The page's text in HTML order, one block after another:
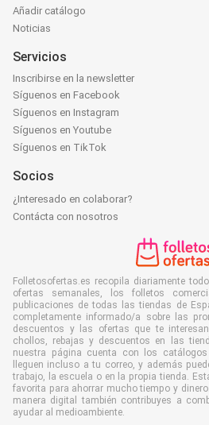
Añadir catálogo
Noticias
Servicios
Inscribirse en la newsletter
Síguenos en Facebook
Síguenos en Instagram
Síguenos en Youtube
Síguenos en TikTok
Socios
¿Interesado en colaborar?
Contácta con nosotros
Folletosofertas.es recopila diariamente
ofertas semanales, los folletos
publicaciones de todas las tiendas de
completamente informado/a sobre las
descuentos y las ofertas que te
chollos, rebajas y descuentos en las
nuestra página cuenta con los
lleguen incluso a tu correo, y además
trabajo, la escuela o en la propia tienda.
favorita para ahorrar mucho tiempo y
manera digital también contribuyes a
ayudar al medioambiente.